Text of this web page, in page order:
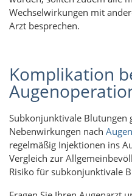
Wechselwirkungen mit
Arzt besprechen.
Komplikation
Subkonjunktivale Blutungen
Nebenwirkungen nach
regelmäßig Injektionen ins
Vergleich zur
Risiko für subkonjunktivale